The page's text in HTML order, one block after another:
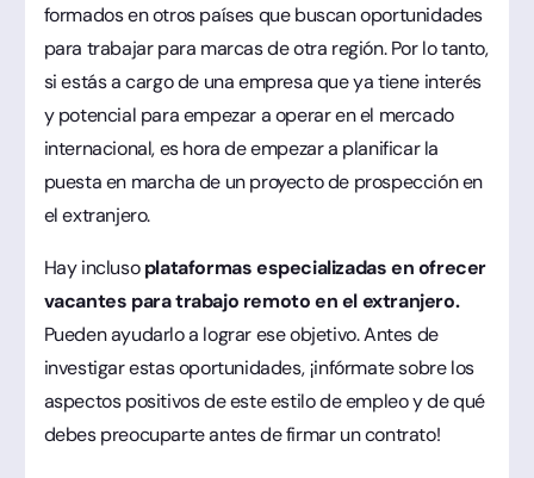
formados en otros países que buscan oportunidades
para trabajar para marcas de otra región. Por lo tanto,
si estás a cargo de una empresa que ya tiene interés
y potencial para empezar a operar en el mercado
internacional, es hora de empezar a planificar la
puesta en marcha de un proyecto de prospección en
el extranjero.
Hay inclusoplataformas especializadas en ofrecer
vacantes para trabajo remoto en el extranjero.
Pueden ayudarlo a lograr ese objetivo. Antes de
investigar estas oportunidades, ¡infórmate sobre los
aspectos positivos de este estilo de empleo y de qué
debes preocuparte antes de firmar un contrato!